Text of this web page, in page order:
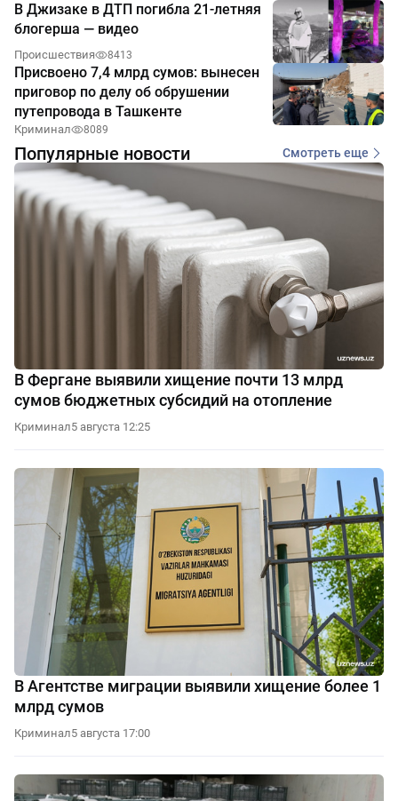
В Джизаке в ДТП погибла 21-летняя
блогерша — видео
Происшествия 8413
Присвоено 7,4 млрд сумов: вынесен
приговор по делу об обрушении
путепровода в Ташкенте
Криминал 8089
Популярные новости Смотреть еще
В Фергане выявили хищение почти 13 млрд
сумов бюджетных субсидий на отопление
Криминал5 августа 12:25
В Агентстве миграции выявили хищение более 1
млрд сумов
Криминал5 августа 17:00